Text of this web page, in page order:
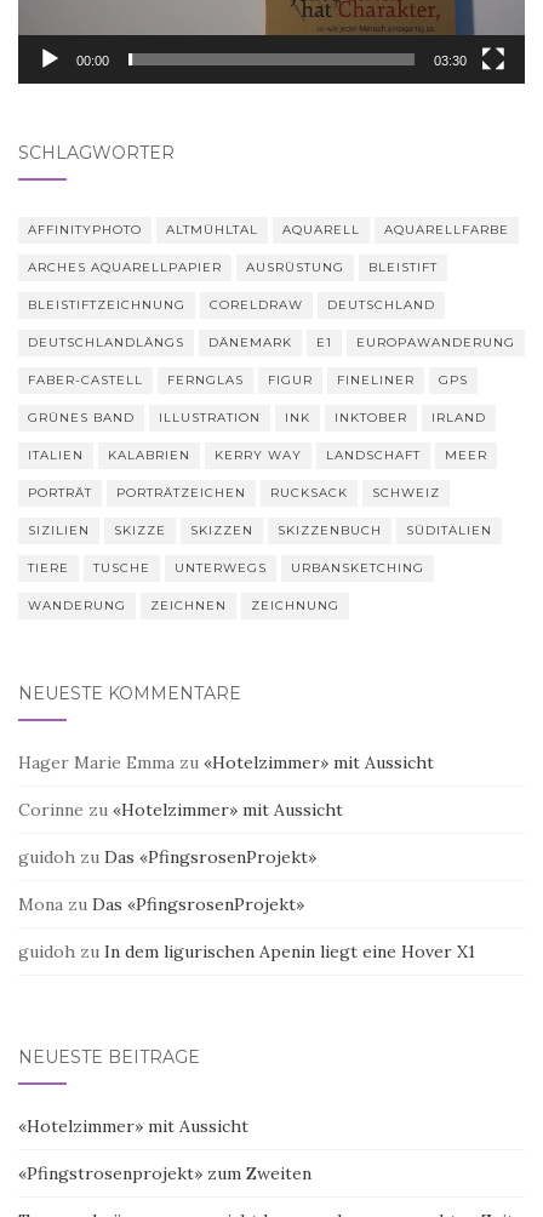
00:00 03:30
SCHLAGWÖRTER
AFFINITYPHOTO ALTMÜHLTAL AQUARELL AQUARELLFARBE
ARCHES AQUARELLPAPIER AUSRÜSTUNG BLEISTIFT
BLEISTIFTZEICHNUNG CORELDRAW DEUTSCHLAND
DEUTSCHLANDLÄNGS DÄNEMARK E1 EUROPAWANDERUNG
FABER-CASTELL FERNGLAS FIGUR FINELINER GPS
GRÜNES BAND ILLUSTRATION INK INKTOBER IRLAND
ITALIEN KALABRIEN KERRY WAY LANDSCHAFT MEER
PORTRÄT PORTRÄTZEICHEN RUCKSACK SCHWEIZ
SIZILIEN SKIZZE SKIZZEN SKIZZENBUCH SÜDITALIEN
TIERE TUSCHE UNTERWEGS URBANSKETCHING
WANDERUNG ZEICHNEN ZEICHNUNG
NEUESTE KOMMENTARE
Hager Marie Emma zu «Hotelzimmer» mit Aussicht
Corinne zu «Hotelzimmer» mit Aussicht
guidoh zu Das «PfingsrosenProjekt»
Mona zu Das «PfingsrosenProjekt»
guidoh zu In dem ligurischen Apenin liegt eine Hover X1
NEUESTE BEITRÄGE
«Hotelzimmer» mit Aussicht
«Pfingstrosenprojekt» zum Zweiten